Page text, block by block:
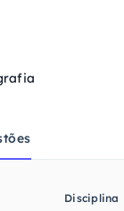
Disciplina